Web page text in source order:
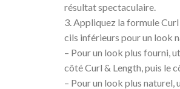
résultat spectaculaire.
3. Appliquez la formule Curl
cils inférieurs pour un look
– Pour un look plus fourni,
côté Curl & Length, puis le
– Pour un look plus naturel,